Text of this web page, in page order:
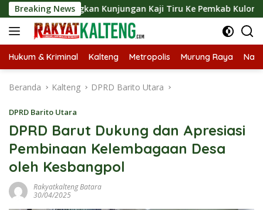
Langsung
ke
konten
Breaking NewsKunjungan Kaji Tiru Ke Pemkab Kulon Progo
Hukum & Kriminal Kalteng Metropolis Murung Raya
Beranda Kalteng DPRD Barito Utara
DPRD Barito Utara
DPRD Barut Dukung dan Apresiasi
Pembinaan Kelembagaan Desa
oleh Kesbangpol
Rakyatkalteng Batara
30/04/2025